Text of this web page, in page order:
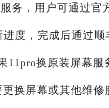
务，用户可通过官
度，完成后通过顺
11pro换原装屏幕
换屏幕或其他维